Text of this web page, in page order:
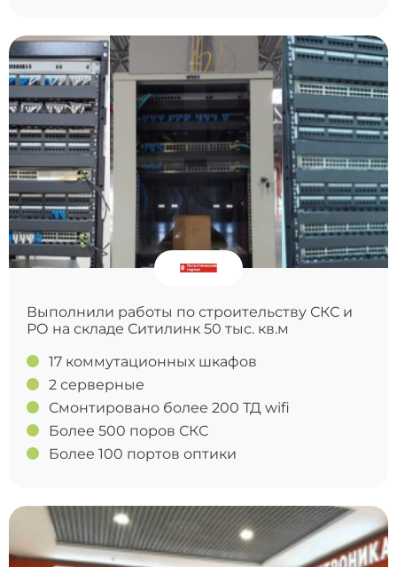
Выполнили работы по строительству СКС и
РО на складе Ситилинк 50 тыс. кв.м
17 коммутационных шкафов
2 серверные
Смонтировано более 200 ТД wifi
Более 500 поров СКС
Более 100 портов оптики